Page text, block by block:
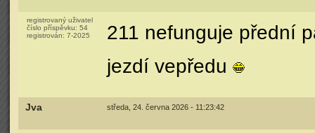
registrovaný uživatel
číslo příspěvku: 54
registrován: 7-2025
211 nefunguje přední
jezdí vepředu
Jva středa, 24. června 2026 - 11:23:42